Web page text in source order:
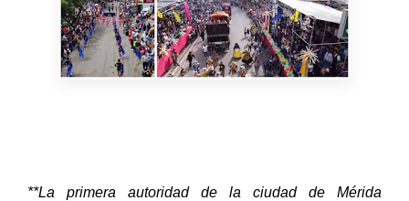
**La primera autoridad de la ciudad de Mérida